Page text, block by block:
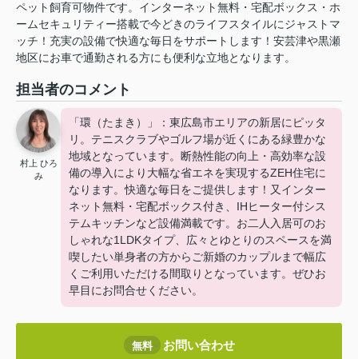
ペット飼育可物件です。インターネット無料・宅配ボックス・ホ
ームセキュリティー搭載で今どきのライフスタイルにジャストマ
ッチ！充実の設備で快適な毎日をサポートします！安芸津や黒瀬
地区にお車で通勤される方にも便利な立地となります。
担当者のコメント
村上 ひろ
み
「環（たまき）」：東広島市エリアの新居にピッタ
リ。テニスクラブやゴルフ場が近くにある緑豊かな
地域となっています。断熱性能の向上・高効率な設
備の導入により大幅な省エネを実現するZEH住宅に
なります。快適な毎日をご提供します！又インター
ネット無料・宅配ボックス付き、IHヒーター付シス
テムキッチンなど設備満載です。お二人入居可のお
しゃれな1LDKタイプ、広々とゆとりのスペースを満
喫したい単身者の方からご新婚のカップルまで幅広
くご利用いただける間取りとなっています。ぜひお
早目にお問合せください。
無料 お問い合わせ